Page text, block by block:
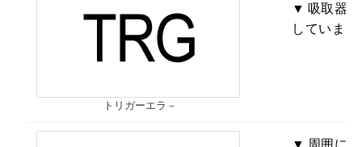
トリガーエラ－
吸取器
していま
周囲に